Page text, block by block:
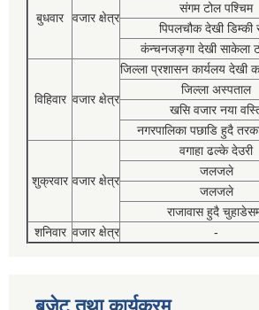
बुधवार वजार क्षेत्र
संगम टोल पश्चिम
पिपलचौक देखी डिम्की
कंन्चनजङ्गा देखी साकेला
विहिवार वजार क्षेत्र
जिल्ला प्रशासन कार्यलय देखी
जिल्ला अस्पताल
खसि वजार नया
नगरपालिका पछाडि हुदै
शुक्रवार वजार क्षेत्र
वगाहा ढल्के देउरी
जलजले
जलजले
राजावास हुदै
शनिवार वजार क्षेत्र -